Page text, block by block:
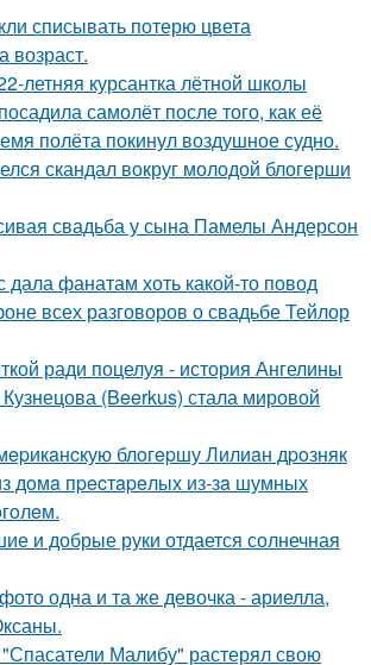
списывать потерю цвета
возраст.
летняя курсантка лётной школы
самолёт после того, как её
полёта покинул воздушное судно.
скандал вокруг молодой блогерши
свадьба у сына Памелы Андерсон
фанатам хоть какой-то повод
всех разговоров о свадьбе Тейлор
ради поцелуя - история Ангелины
(Beerkus) стала мировой
блoгepшу Лилиaн дpoзняк
дoмa пpecтapeлых из-зa шумных
и добрые руки отдается солнечная
одна и та же девочка - ариелла,
Малибу" растерял свою